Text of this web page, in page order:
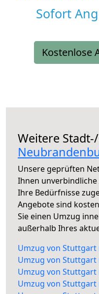
Sofort
Kostenlose
Weitere
Unsere geprüften
Ihnen
Ihre Bedürfnisse
Angebote sind
Sie einen Umzug
außerhalb Ihres
Umzug von Stuttgart
Umzug von
Umzug von
Umzug von Stuttgart